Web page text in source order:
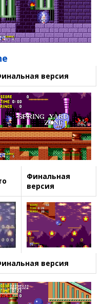
версия
Финальная
версия
версия